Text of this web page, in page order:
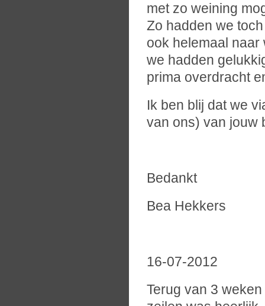
met zo weining
Zo hadden we
ook helemaal
we hadden
prima overdracht
Ik ben blij dat we
van ons) van jouw
Bedankt
Bea Hekkers
16-07-2012
Terug van 3